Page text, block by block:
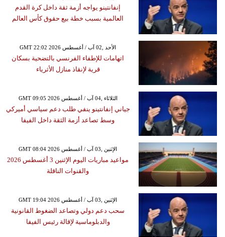
إنفانتينو يواجه أزمة ثقة داخل كرة القدم
العالمية بسبب خطة بيع حقوق كأس العالم
GMT 22:02 2026 الأحد ,02 آب / أغسطس
اتهامات للإطفاء الفرنسي بالتضحية بسكان
قرية لإنقاذ منازل الأثرياء
GMT 09:05 2026 الثلاثاء ,04 آب / أغسطس
جياني إنفانتينو ينفي طلب دعم سياسي أميركي
وسط تصاعد أزمة الثقة داخل الفيفا
GMT 08:04 2026 الإثنين ,03 آب / أغسطس
مواعيد مباريات اليوم الإثنين 3 أغسطس 2026
والقنوات الناقلة
GMT 19:04 2026 الإثنين ,03 آب / أغسطس
سحب دعم دولي وتصاعد الضغوط القانونية
والدبلوماسية لإقالة رئيس الفيفا